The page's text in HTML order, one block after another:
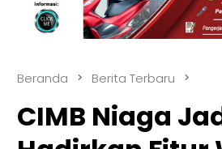
Beranda Berita Terbaru
CIMB Niaga